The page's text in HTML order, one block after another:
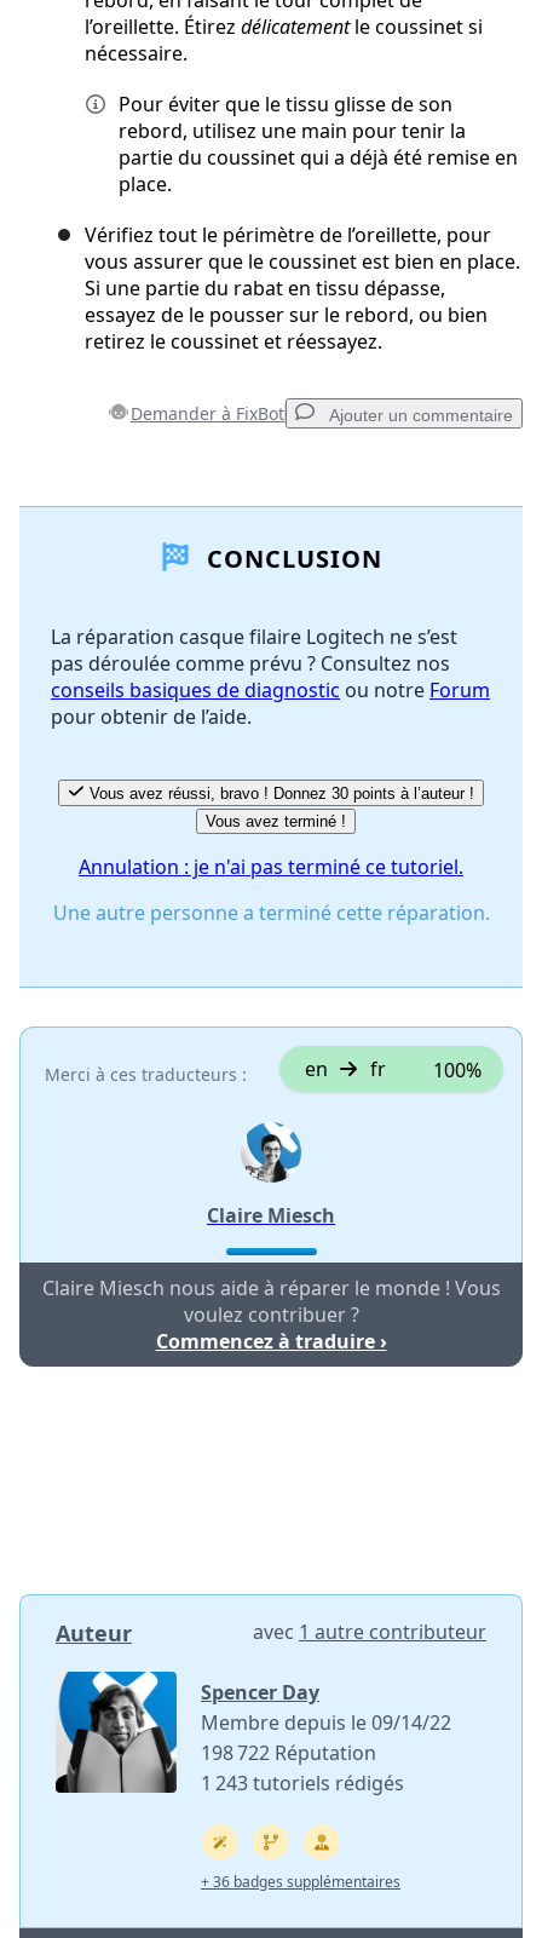
l’oreillette. Étirez délicatementle coussinet si
nécessaire.
Pour éviter que le tissu glisse de son
rebord, utilisez une main pour tenir la
partie du coussinet qui a déjà été remise en
place.
Vérifiez tout le périmètre de l’oreillette, pour
vous assurer que le coussinet est bien en place.
Si une partie du rabat en tissu dépasse,
essayez de le pousser sur le rebord, ou bien
retirez le coussinet et réessayez.
Demander à FixBot Ajouter un commentaire
Ajouter un commentaire
Annuler Publier un commentaire
CONCLUSION
La réparation casque filaire Logitech ne s’est
pas déroulée comme prévu ? Consultez nos
conseils basiques de diagnostic ou notre Forum
pour obtenir de l’aide.
Vous avez réussi, bravo ! Donnez 30 points à l’auteur !
Vous avez terminé !
Annulation : je n'ai pas terminé ce tutoriel.
Une autre personne a terminé cette réparation.
Merci à ces traducteurs : en fr 100%
Claire Miesch
Claire Miesch nous aide à réparer le monde ! Vous
voulez contribuer ?
Commencez à traduire ›
Auteur avec 1 autre contributeur
Spencer Day
Membre depuis le 09/14/22
198 722 Réputation
1 243 tutoriels rédigés
+ 36 badges supplémentaires